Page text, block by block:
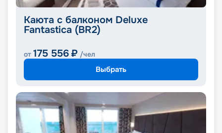
Каюта с балконом Deluxe
Fantastica (BR2)
от 175 556 ₽ /чел
Выбрать